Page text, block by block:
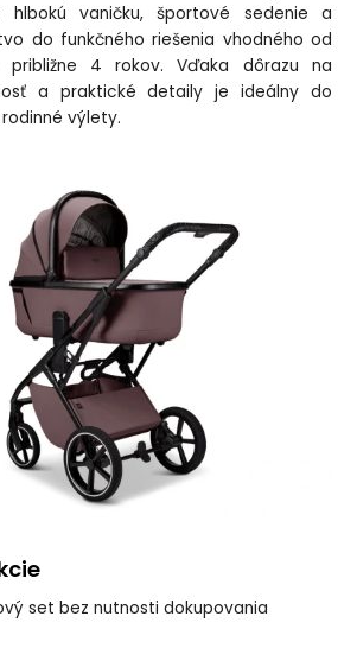
hlbokú vaničku, športové sedenie a
do funkčného riešenia vhodného od
približne 4 rokov. Vďaka dôrazu na
a praktické detaily je ideálny do
výlety.
set bez nutnosti dokupovania